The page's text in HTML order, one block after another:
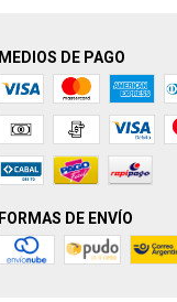
MEDIOS DE PAGO
FORMAS DE ENVÍO